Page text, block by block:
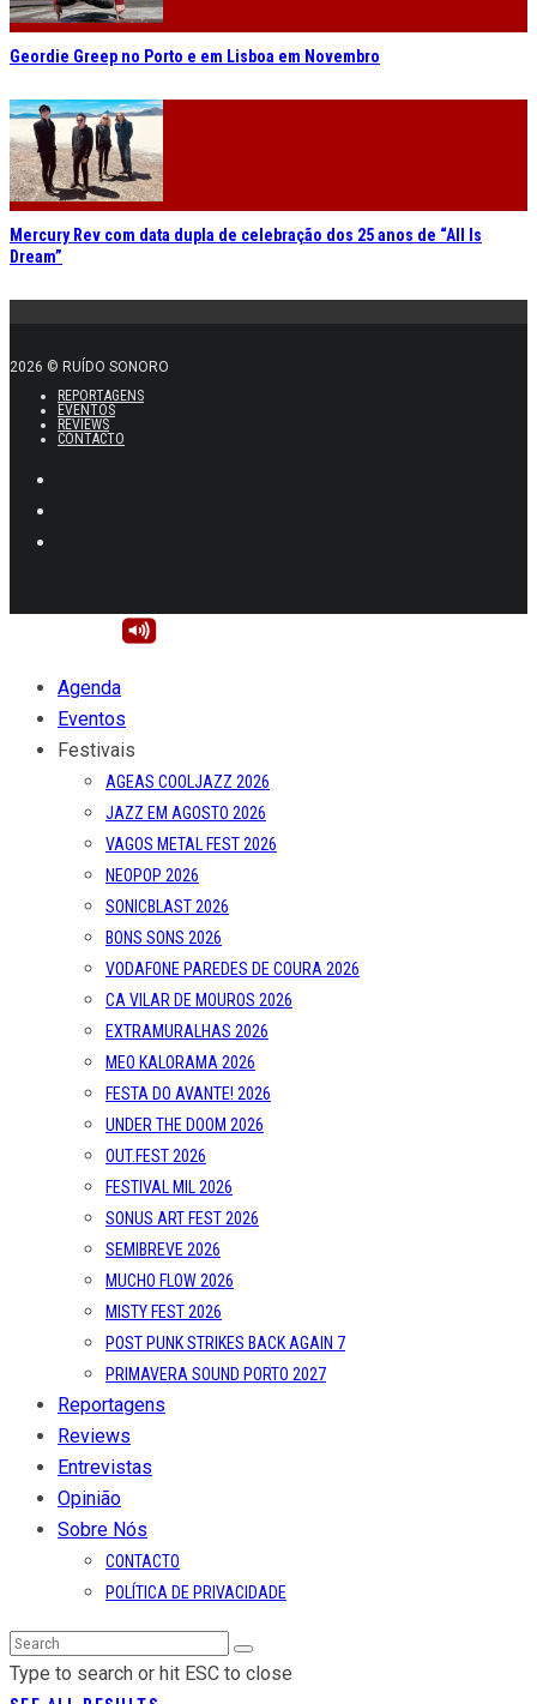
Geordie Greep no Porto e em Lisboa em Novembro
Mercury Rev com data dupla de celebração dos 25 anos de “All Is
Dream”
2026 © RUÍDO SONORO
REPORTAGENS
EVENTOS
REVIEWS
CONTACTO
Agenda
Eventos
Festivais
AGEAS COOLJAZZ 2026
JAZZ EM AGOSTO 2026
VAGOS METAL FEST 2026
NEOPOP 2026
SONICBLAST 2026
BONS SONS 2026
VODAFONE PAREDES DE COURA 2026
CA VILAR DE MOUROS 2026
EXTRAMURALHAS 2026
MEO KALORAMA 2026
FESTA DO AVANTE! 2026
UNDER THE DOOM 2026
OUT.FEST 2026
FESTIVAL MIL 2026
SONUS ART FEST 2026
SEMIBREVE 2026
MUCHO FLOW 2026
MISTY FEST 2026
POST PUNK STRIKES BACK AGAIN 7
PRIMAVERA SOUND PORTO 2027
Reportagens
Reviews
Entrevistas
Opinião
Sobre Nós
CONTACTO
POLÍTICA DE PRIVACIDADE
Type to search or hit ESC to close